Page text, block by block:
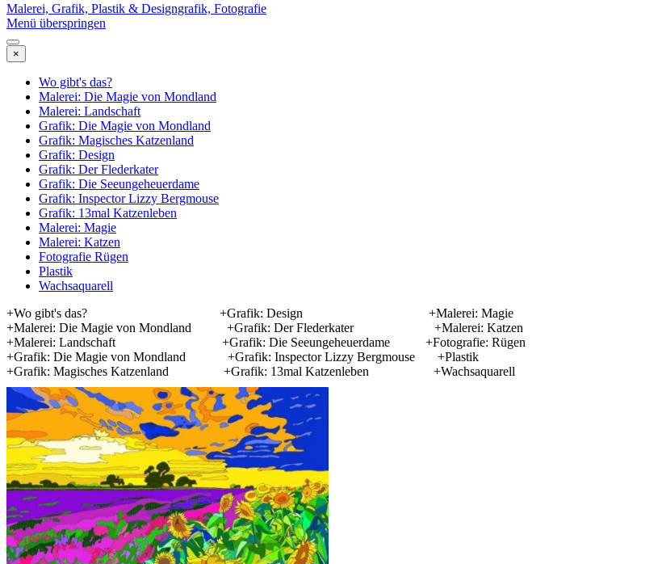
Malerei, Grafik, Plastik & Designgrafik, Fotografie
Menü überspringen
×
Wo gibt's das?
Malerei: Die Magie von Mondland
Malerei: Landschaft
Grafik: Die Magie von Mondland
Grafik: Magisches Katzenland
Grafik: Design
Grafik: Der Flederkater
Grafik: Die Seeungeheuerdame
Grafik: Inspector Lizzy Bergmouse
Grafik: 13mal Katzenleben
Malerei: Magie
Malerei: Katzen
Fotografie Rügen
Plastik
Wachsaquarell
+Wo gibt's das? +Grafik: Design +Malerei: Magie
+Malerei: Die Magie von Mondland +Grafik: Der Flederkater +Malerei: Katzen
+Malerei: Landschaft +Grafik: Die Seeungeheuerdame +Fotografie: Rügen
+Grafik: Die Magie von Mondland +Grafik: Inspector Lizzy Bergmouse +Plastik
+Grafik: Magisches Katzenland +Grafik: 13mal Katzenleben +Wachsaquarell